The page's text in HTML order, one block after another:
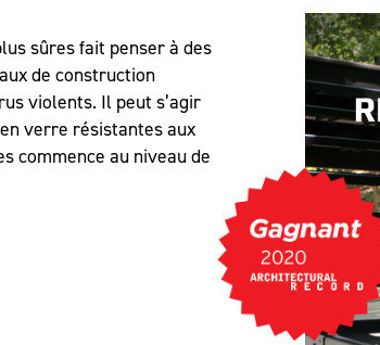
sûres fait penser à des
de construction
violents. Il peut s’agir
verre résistantes aux
commence au niveau de